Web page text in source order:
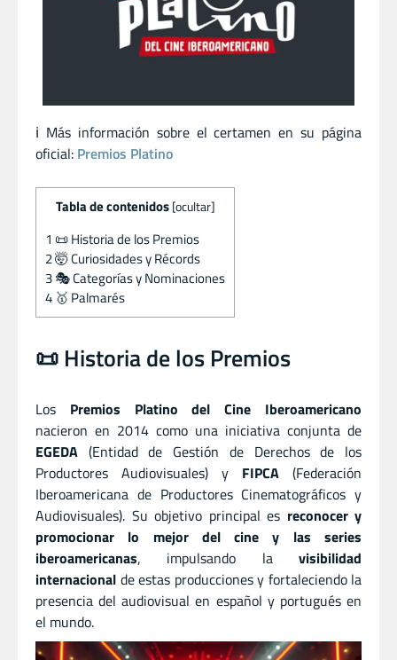
ℹ️ Más información sobre el certamen en su página
oficial: Premios Platino
Tabla de contenidos [ocultar]
1 📜 Historia de los Premios
2🤯 Curiosidades y Récords
3🎭 Categorías y Nominaciones
4 🥇 Palmarés
📜 Historia de los Premios
Los Premios Platino del Cine Iberoamericano
nacieron en 2014 como una iniciativa conjunta de
EGEDA (Entidad de Gestión de Derechos de los
Productores Audiovisuales) y FIPCA (Federación
Iberoamericana de Productores Cinematográficos y
Audiovisuales). Su objetivo principal es reconocer y
promocionar lo mejor del cine y las series
iberoamericanas, impulsando la visibilidad
internacional de estas producciones y fortaleciendo la
presencia del audiovisual en español y portugués en
el mundo.